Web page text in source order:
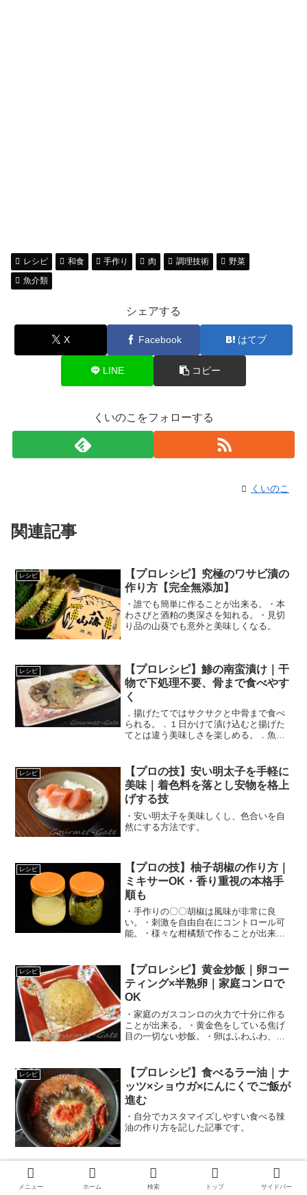
レシピ 和食 手作り 肉 調理技術
野菜
魚介類
シェアする
X Facebook はてブ
LINE コピー
くいのこをフォローする
くいのこ
関連記事
レシピ
【プロレシピ】究極のワサビ漬の
作り方【完全無添加】
・誰でも簡単に作ることが出来る。・本
わさびと酒粕の奥深さを知れる。・見切
り品の山葵でも意外と美味しくなる。
レシピ
【プロレシピ】鯵の南蛮漬け｜干
物で下処理不要、骨まで食べやす
く
．揚げたてではサクサクと中骨まで食べ
られる。．１日かけて漬け込むと揚げた
てとは違う美味しさを楽しめる。．魚嫌
レシピ
【プロの技】安い明太子を手軽に
美味｜着色料を落とし安物を格上
げする技
・安い明太子を美味しくし、色合いを自
然にする方法です。
レシピ
【プロの技】柚子胡椒の作り方｜
ミキサーOK・香り重視の本格手
順も
・手作りの〇〇胡椒は風味が非常に良
い。・刺激を自由自在にコントロール可
能。・様々な柑橘類で作ることが出来
レシピ
【プロレシピ】黄金炒飯｜卵コー
ティング×半熟卵｜家庭コンロで
OK
・家庭のガスコンロの火力で十分に作る
ことが出来る。・黄金色をしている焦げ
目の一切ない炒飯。・卵はふわふわ、ご
レシピ
【プロレシピ】食べるラー油｜ナ
ッツ×ショウガ×にんにくでご飯が
進む
・自分でカスタマイズしやすい食べる辣
油の作り方を記した記事です。
メニュー ホーム 検索 トップ サイドバー